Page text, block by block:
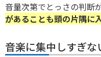
音量次第でとっさの判断
があることも頭の片隅に
音楽に集中しすぎな